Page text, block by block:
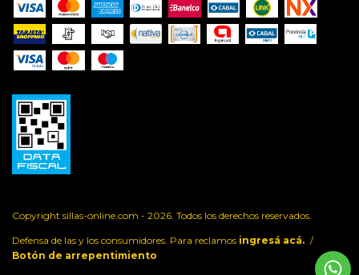
Copyright sillas-online.com - 2026. Todos los derechos reservados.
Defensa de las y los consumidores. Para reclamos ingresá acá. /
Botón de arrepentimiento